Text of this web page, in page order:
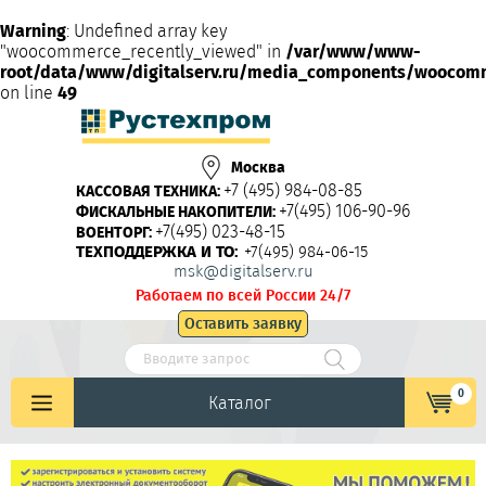
Warning: Undefined array key
"woocommerce_recently_viewed" in /var/www/www-
root/data/www/digitalserv.ru/media_components/
on line 49
Москва
КАССОВАЯ ТЕХНИКА: +7 (495) 984-08-85
ФИСКАЛЬНЫЕ НАКОПИТЕЛИ: +7(495) 106-90-96
ВОЕНТОРГ: +7(495) 023-48-15
ТЕХПОДДЕРЖКА И ТО: +7(495) 984-06-15
msk@digitalserv.ru
Работаем по всей России 24/7
Оставить заявку
Каталог 0